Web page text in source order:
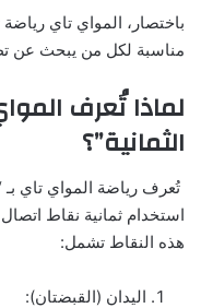
باختصار، المواي تاي رياضة
مناسبة لكل من يبحث عن
لماذا تُعرف
الثمانية”؟
تُعرف رياضة المواي تاي بـ
استخدام ثمانية نقاط
هذه النقاط تشمل:
اليدان (القبضتان):